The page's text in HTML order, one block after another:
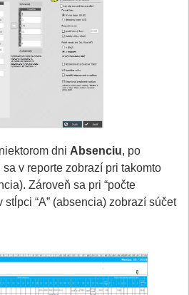
dni Absenciu, po
v reporte zobrazí pri takomto
Zároveň sa pri “počte
stĺpci “A” (absencia) zobrazí súčet